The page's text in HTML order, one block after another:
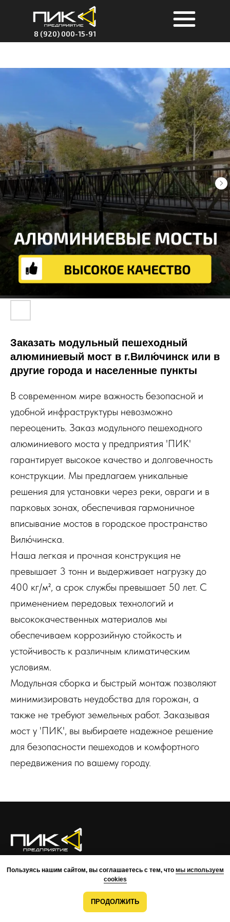
8 (920) 000-15-91
Заказать модульный пешеходный
алюминиевый мост в г.Вилю́чинск или в
другие города и населенные пункты
В современном мире важность безопасной и
удобной инфраструктуры невозможно
переоценить. Заказ модульного пешеходного
алюминиевого моста у предприятия 'ПИК'
гарантирует высокое качество и долговечность
конструкции. Мы предлагаем уникальные
решения для установки через реки, овраги и в
парковых зонах, обеспечивая гармоничное
вписывание мостов в городское пространство
Вилю́чинска.
Наша легкая и прочная конструкция не
превышает 3 тонн и выдерживает нагрузку до
400 кг/м², а срок службы превышает 50 лет. С
применением передовых технологий и
высококачественных материалов мы
обеспечиваем коррозийную стойкость и
устойчивость к различным климатическим
условиям.
Модульная сборка и быстрый монтаж позволяют
минимизировать неудобства для горожан, а
также не требуют земельных работ. Заказывая
мост у 'ПИК', вы выбираете надежное решение
для безопасности пешеходов и комфортного
передвижения по вашему городу.
О КОМПАНИИ ПРЕИМУЩЕСТВА
МОНТАЖ РАЗРАБОТКА
Пользуясь нашим сайтом, вы соглашаетесь с тем, что мы используем
cookies
ПРОДОЛЖИТЬ